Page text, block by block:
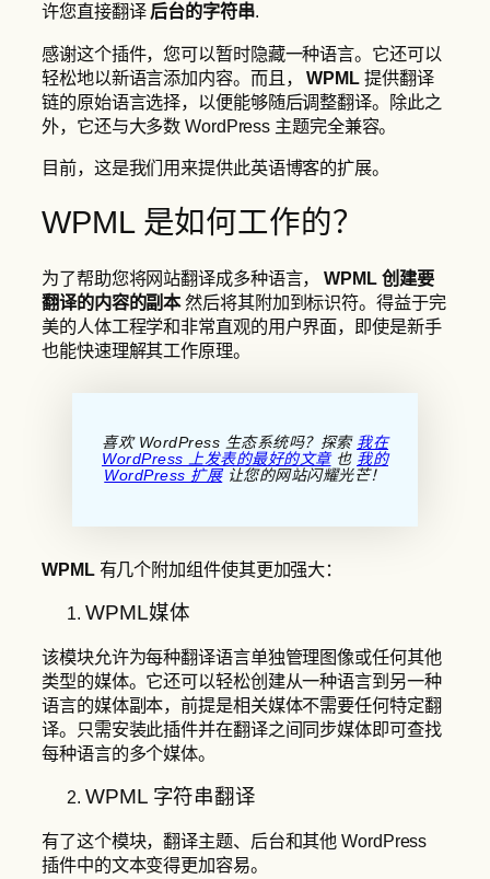
许您直接翻译 后台的字符串.
感谢这个插件，您可以暂时隐藏一种语言。它还可以
轻松地以新语言添加内容。而且，WPML 提供翻译
链的原始语言选择，以便能够随后调整翻译。除此之
外，它还与大多数 WordPress 主题完全兼容。
目前，这是我们用来提供此英语博客的扩展。
WPML 是如何工作的？
为了帮助您将网站翻译成多种语言，WPML 创建要
翻译的内容的副本然后将其附加到标识符。得益于完
美的人体工程学和非常直观的用户界面，即使是新手
也能快速理解其工作原理。
喜欢 WordPress 生态系统吗？探索 我在
WordPress 上发表的最好的文章也 我的
WordPress 扩展让您的网站闪耀光芒！
WPML有几个附加组件使其更加强大：
WPML媒体
该模块允许为每种翻译语言单独管理图像或任何其他
类型的媒体。它还可以轻松创建从一种语言到另一种
语言的媒体副本，前提是相关媒体不需要任何特定翻
译。只需安装此插件并在翻译之间同步媒体即可查找
每种语言的多个媒体。
WPML 字符串翻译
有了这个模块，翻译主题、后台和其他 WordPress
插件中的文本变得更加容易。